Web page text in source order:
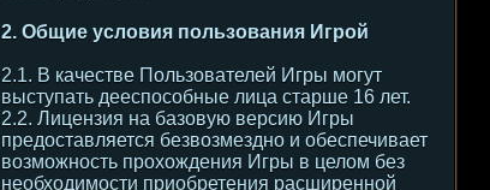
2. Общие условия пользования Игрой
2.1. В качестве Пользователей Игры могут
выступать дееспособные лица старше 16 лет.
2.2. Лицензия на базовую версию Игры
предоставляется безвозмездно и обеспечивает
возможность прохождения Игры в целом без
необходимости приобретения расширенной